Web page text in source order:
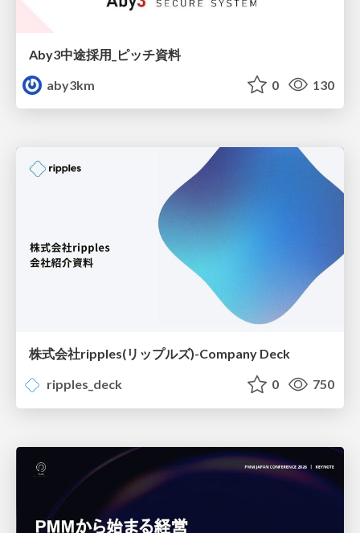
Aby3中途採用_ピッチ資料
aby3km
0 130
株式会社ripples(リップルズ)-Company Deck
ripples_deck
0 750